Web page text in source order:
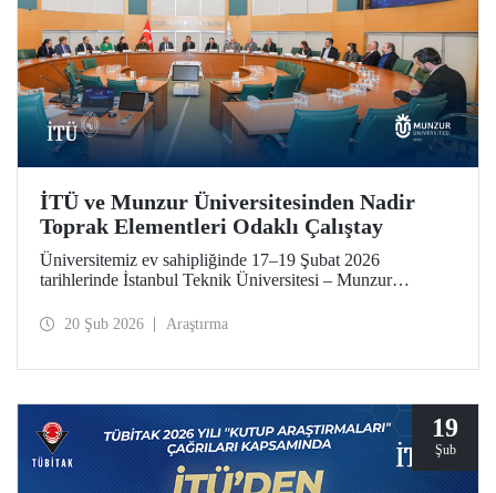
İTÜ ve Munzur Üniversitesinden Nadir
Toprak Elementleri Odaklı Çalıştay
Üniversitemiz ev sahipliğinde 17–19 Şubat 2026
tarihlerinde İstanbul Teknik Üniversitesi – Munzur
düzenlendi. Her iki üniversiteden akademisyenler çalıştaya
20 Şub 2026 Araştırma
19
Şub